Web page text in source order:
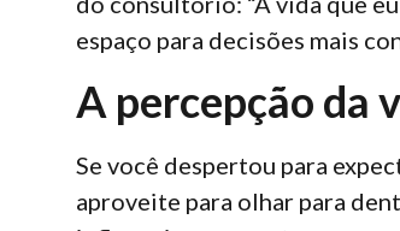
espaço para decisões mais
A percepção da
Se você despertou para
aproveite para olhar para